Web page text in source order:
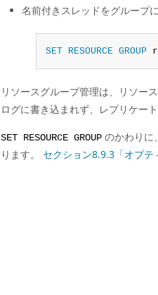
名前付きスレッドをグループ
SET RESOURCE GROUP
リソースグループ管理は、リソー
ログに書き込まれず、レプリケート
SET RESOURCE GROUP のかわりに
ります。 セクション8.9.3「オプテ